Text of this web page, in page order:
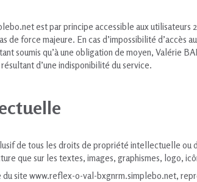
est par principe accessible aux utilisateurs
de force majeure. En cas d’impossibilité d’accès
soumis qu’à une obligation de moyen, Valérie
d’une indisponibilité du service.
de tous les droits de propriété intellectuelle ou
que sur les textes, images, graphismes, logo,
site www.reflex-o-val-bxgnrm.simplebo.net,